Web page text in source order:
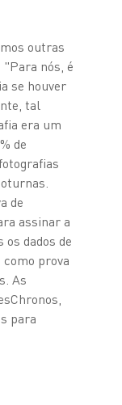
outras
nós, é
se houver
tal
era um
de
de
assinar a
dados de
como prova
As
para